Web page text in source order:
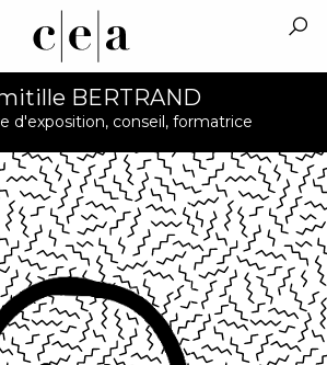
BERTRAND
d'exposition, conseil, formatrice